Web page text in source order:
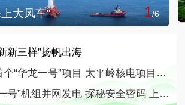
陷湖盆页岩油示范区建成 2/6
新三样”扬帆出海
粤港澳大湾区首个“华龙一号”项目 太平岭核电项目2号机组正式投产发电
号”机组并网发电 探秘安全密码 上半年发电超两千亿千瓦时